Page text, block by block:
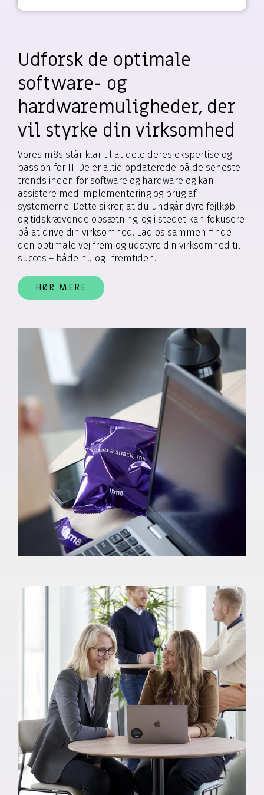
Udforsk de optimale
software- og
hardwaremuligheder, der
vil styrke din virksomhed
Vores m8s står klar til at dele deres ekspertise og
passion for IT. De er altid opdaterede på de seneste
trends inden for software og hardware og kan
assistere med implementering og brug af
systemerne. Dette sikrer, at du undgår dyre fejlkøb
og tidskrævende opsætning, og i stedet kan fokusere
på at drive din virksomhed. Lad os sammen finde
den optimale vej frem og udstyre din virksomhed til
succes – både nu og i fremtiden.
HØR MERE